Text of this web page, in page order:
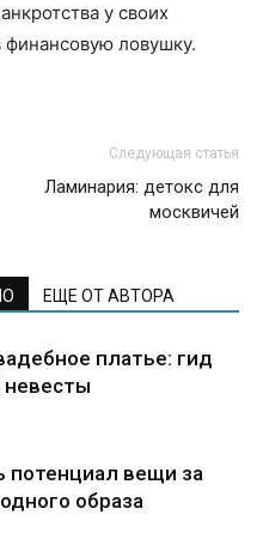
у своих
финансовую ловушку.
Следующая статья
Ламинария: детокс для
москвичей
ЕЩЕ ОТ АВТОРА
платье: гид
невесты
потенциал вещи за
образа